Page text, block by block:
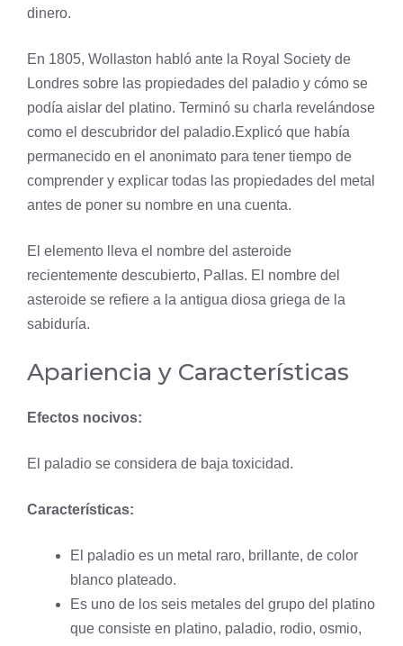
dinero.
En 1805, Wollaston habló ante la Royal Society de
Londres sobre las propiedades del paladio y cómo se
podía aislar del platino. Terminó su charla revelándose
como el descubridor del paladio.Explicó que había
permanecido en el anonimato para tener tiempo de
comprender y explicar todas las propiedades del metal
antes de poner su nombre en una cuenta.
El elemento lleva el nombre del asteroide
recientemente descubierto, Pallas. El nombre del
asteroide se refiere a la antigua diosa griega de la
sabiduría.
Apariencia y Características
Efectos nocivos:
El paladio se considera de baja toxicidad.
Características:
El paladio es un metal raro, brillante, de color
blanco plateado.
Es uno de los seis metales del grupo del platino
que consiste en platino, paladio, rodio, osmio,